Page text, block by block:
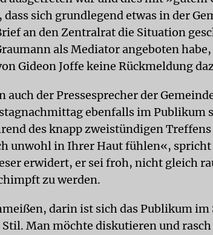
dass sich grundlegend etwas in der
an den Zentralrat die Situation
als Mediator angeboten
Gideon Joffe keine Rückmeldung
auch der Pressesprecher der
ebenfalls im Publikum
des knapp zweistündigen
unwohl in Ihrer Haut fühlen«,
erwidert, er sei froh, nicht gleich
zu werden.
darin ist sich das Publikum im
Man möchte diskutieren und